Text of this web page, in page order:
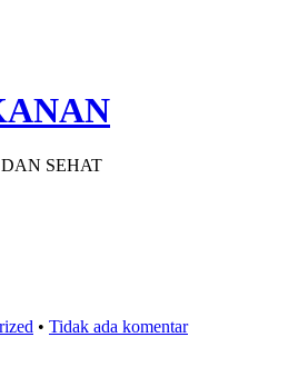
SEHAT
• Tidak ada komentar